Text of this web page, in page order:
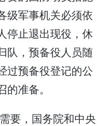
级军事机关必须依
停止退出现役，休
队，预备役人员随
过预备役登记的公
准备。
要，国务院和中央